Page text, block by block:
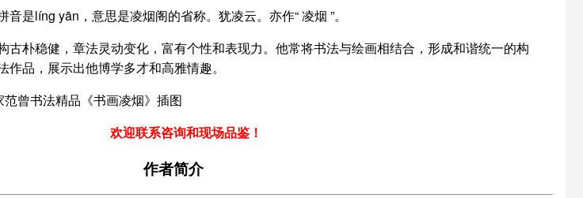
音是líng yān，意思是凌烟阁的省称。犹凌云。亦作“ 凌烟 ”。
古朴稳健，章法灵动变化，富有个性和表现力。他常将书法与绘画相结合，形成和谐统一的构
品，展示出他博学多才和高雅情趣。
欢迎联系咨询和现场品鉴！
作者简介